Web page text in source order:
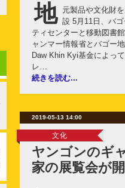
地
元製品や文化財
設 5月11日、バ
ティセンターと移動図書
ャンマー情報省とバゴー
Daw Khin Kyi基金によっ
レ…
続きを読む...
2019-05-13 14:00
文化
ヤンゴンのギ
家の展覧会が